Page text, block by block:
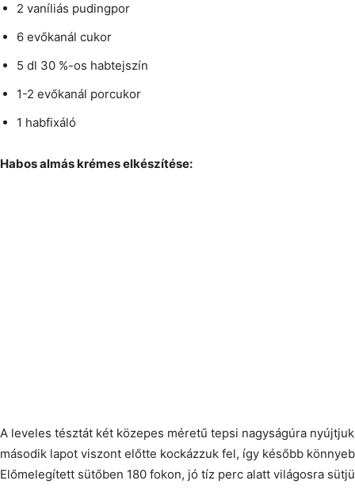
2 vaníliás pudingpor
6 evőkanál cukor
5 dl 30 %-os habtejszín
1-2 evőkanál porcukor
1 habfixáló
Habos almás krémes elkészítése:
A leveles tésztát két közepes méretű tepsi nagyságúra
második lapot viszont előtte kockázzuk fel, így később
Előmelegített sütőben 180 fokon, jó tíz perc alatt világosra